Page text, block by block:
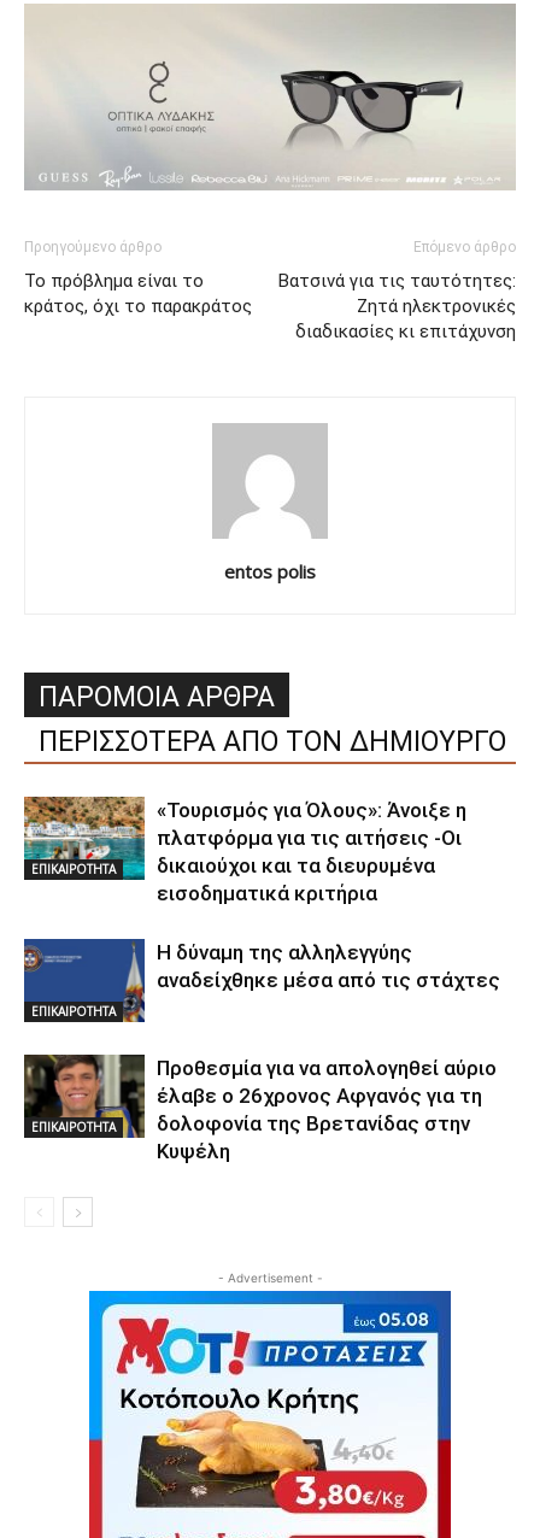
Προηγούμενο άρθρο
Το πρόβλημα είναι το
κράτος, όχι το παρακράτος
Επόμενο άρθρο
Βατσινά για τις ταυτότητες:
Ζητά ηλεκτρονικές
διαδικασίες κι επιτάχυνση
entos polis
ΠΑΡΟΜΟΙΑ ΑΡΘΡΑ
ΠΕΡΙΣΣΟΤΕΡΑ ΑΠΟ ΤΟΝ ΔΗΜΙΟΥΡΓΟ
ΕΠΙΚΑΙΡΟΤΗΤΑ
«Τουρισμός για Όλους»: Άνοιξε η
πλατφόρμα για τις αιτήσεις -Οι
δικαιούχοι και τα διευρυμένα
εισοδηματικά κριτήρια
ΕΠΙΚΑΙΡΟΤΗΤΑ
Η δύναμη της αλληλεγγύης
αναδείχθηκε μέσα από τις στάχτες
ΕΠΙΚΑΙΡΟΤΗΤΑ
Προθεσμία για να απολογηθεί αύριο
έλαβε ο 26χρονος Αφγανός για τη
δολοφονία της Βρετανίδας στην
Κυψέλη
- Advertisement -